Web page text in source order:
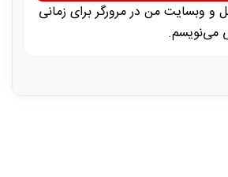
و وبسایت من در مرورگر برای زمانی
می‌نویسم.